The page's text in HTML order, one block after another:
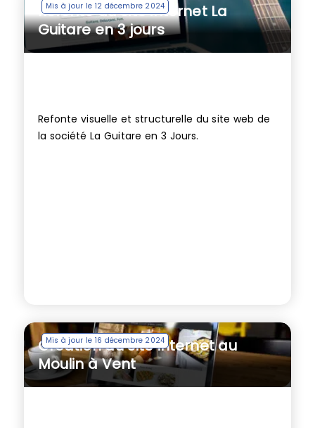
Mis à jour le 12 décembre 2024
Refonte du site internet La
Guitare en 3 jours
Refonte visuelle et structurelle du site web de
la société La Guitare en 3 Jours.
Mis à jour le 16 décembre 2024
Création du site internet au
Moulin à Vent